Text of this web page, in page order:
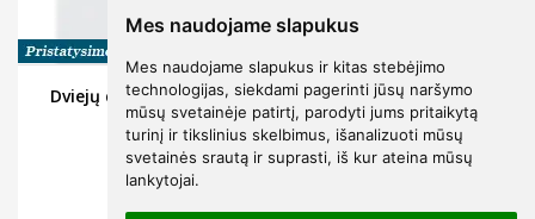
Mes naudojame slapukus
Mes naudojame slapukus ir kitas stebėjimo
technologijas, siekdami pagerinti jūsų naršymo
mūsų svetainėje patirtį, parodyti jums pritaikytą
turinį ir tikslinius skelbimus, išanalizuoti mūsų
svetainės srautą ir suprasti, iš kur ateina mūsų
lankytojai.
Dviejų dalių gėlių ir taškelių maudymosi kostiumėlis
Thai
€2599